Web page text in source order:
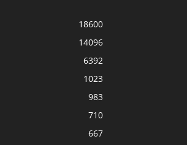
18600
14096
6392
1023
983
710
667